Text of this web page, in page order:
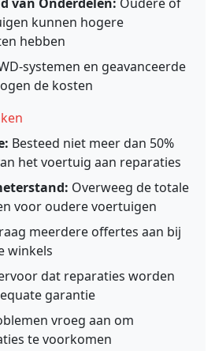
kunnen hogere
hebben
systemen en geavanceerde
de kosten
Besteed niet meer dan 50%
het voertuig aan reparaties
Overweeg de totale
voor oudere voertuigen
meerdere offertes aan bij
winkels
dat reparaties worden
garantie
vroeg aan om
te voorkomen